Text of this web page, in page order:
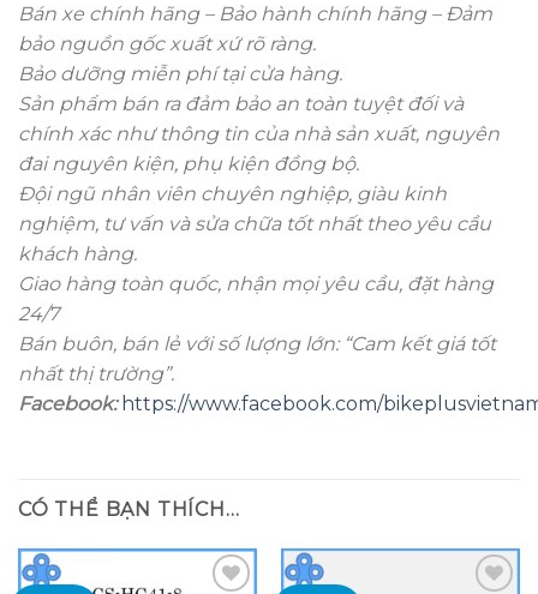
Bán xe chính hãng – Bảo hành chính hãng – Đảm
bảo nguồn gốc xuất xứ rõ ràng.
Bảo dưỡng miễn phí tại cửa hàng.
Sản phẩm bán ra đảm bảo an toàn tuyệt đối và
chính xác như thông tin của nhà sản xuất, nguyên
đai nguyên kiện, phụ kiện đồng bộ.
Đội ngũ nhân viên chuyên nghiệp, giàu kinh
nghiệm, tư vấn và sửa chữa tốt nhất theo yêu cầu
khách hàng.
Giao hàng toàn quốc, nhận mọi yêu cầu, đặt hàng
24/7
Bán buôn, bán lẻ với số lượng lớn: “Cam kết giá tốt
nhất thị trường”.
Facebook: https://www.facebook.com/
CÓ THỂ BẠN THÍCH…